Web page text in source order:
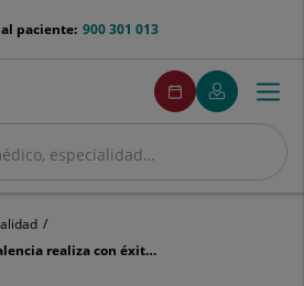
900 301 013
paciente:
menuPedirCita
Pedir
cita
Mi
Quirónsalud
Menú
El Hospital Quirónsalud Valencia realiza con éxito un trasplante de menisco con técnicas avanzadas de preservación articular